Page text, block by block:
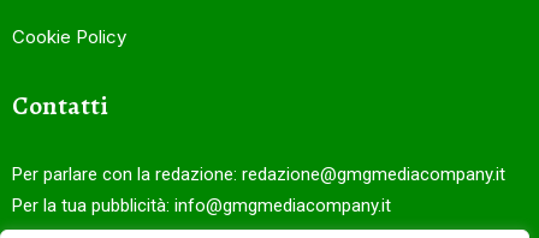
Cookie Policy
Contatti
Per parlare con la redazione: redazione@gmgmediacompany.it
Per la tua pubblicità: info@gmgmediacompany.it